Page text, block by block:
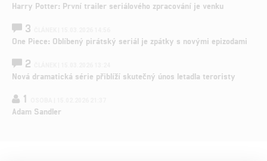
Harry Potter: První trailer seriálového zpracování je venku
3
One Piece: Oblíbený pirátský seriál je zpátky s novými epizodami
2
Nová dramatická série přiblíží skutečný únos letadla teroristy
1
Adam Sandler